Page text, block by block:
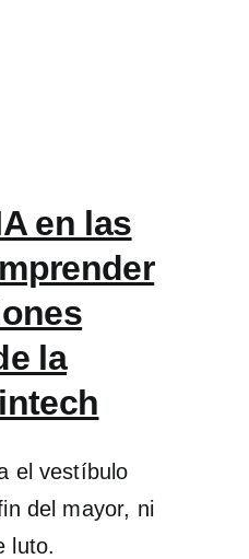
en las
la
el vestíbulo
del mayor, ni
luto.